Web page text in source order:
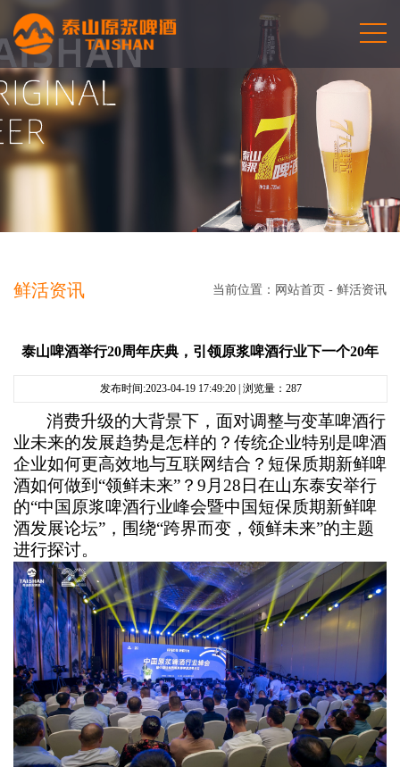
鲜活资讯 当前位置： 网站首页 - 鲜活资讯
泰山啤酒举行20周年庆典，引领原浆啤酒行业下一个20年
发布时间:2023-04-19 17:49:20 | 浏览量： 287
消费升级的大背景下，面对调整与变革啤酒行
业未来的发展趋势是怎样的？传统企业特别是啤酒
企业如何更高效地与互联网结合？短保质期新鲜啤
酒如何做到“领鲜未来”？9月28日在山东泰安举行
的“中国原浆啤酒行业峰会暨中国短保质期新鲜啤
酒发展论坛”，围绕“跨界而变，领鲜未来”的主题
进行探讨。